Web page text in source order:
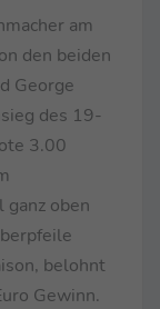
am
den beiden
George
des 19-
3.00
ganz oben
belohnt
Gewinn.